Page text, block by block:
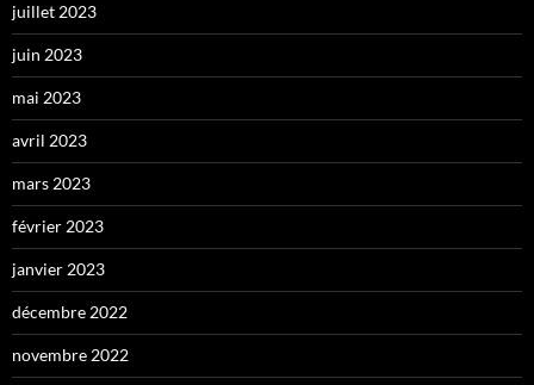
juillet 2023
juin 2023
mai 2023
avril 2023
mars 2023
février 2023
janvier 2023
décembre 2022
novembre 2022